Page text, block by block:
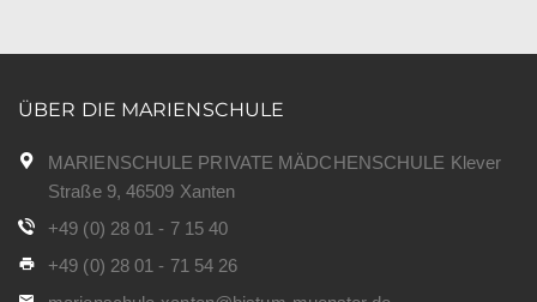
ÜBER DIE MARIENSCHULE
MARIENSCHULE PRIVATE MÄDCHENSCHULE Klever
Straße 9, 46509 Xanten
+49 (0) 28 01 - 7 15 40
+49 (0) 28 01 - 71 54 26